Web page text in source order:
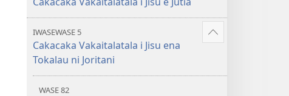
IWASEWASE 5
Cakacaka Vakaitalatala i Jisu ena
Tokalau ni Joritani
Show
WASE 82